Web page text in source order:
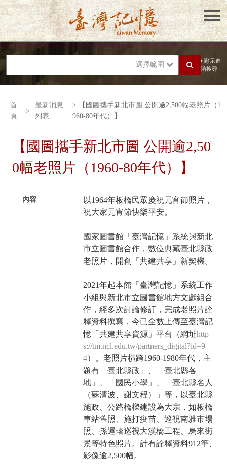
選擇範圍
顯示進
階搜尋
首
頁
>
最新消息
列表
> 【國圖攜手新北市圖 公開逾2,500幅老照片（1
960-80年代）】
【國圖攜手新北市圖 公開逾2,50
0幅老照片（1960-80年代）】
內容
以1964年板橋民眾慶祝元宵節照片，
祝大家元宵節快樂平安。
國家圖書館「臺灣記憶」系統與新北
市立圖書館合作，數位典藏臺北縣政
老照片，開創「共建共享」新契機。
2021年起本館「臺灣記憶」系統工作
小組與新北市立圖書館地方文獻組合
作，經多次討論修訂，完成老照片詮
釋資料撰寫，今已全數上傳至臺灣記
憶「共建共享資源」平台（網址http
s://tm.ncl.edu.tw/partners_digital?id=9
4）。老照片橫跨1960-1980年代，主
題有「臺北縣政」、「臺北縣各
地」、「國民小學」、「臺北縣名人
（蘇清波、謝文程）」等，以臺北縣
施政、公路橋樑建設為大宗，如板橋
車站舊照、施打疫苗、巡視南雅市場
照、孫運璿巡視大漢橋工程、烏來街
景等特色照片。計有詮釋資料912筆、
影像逾2,500幅。